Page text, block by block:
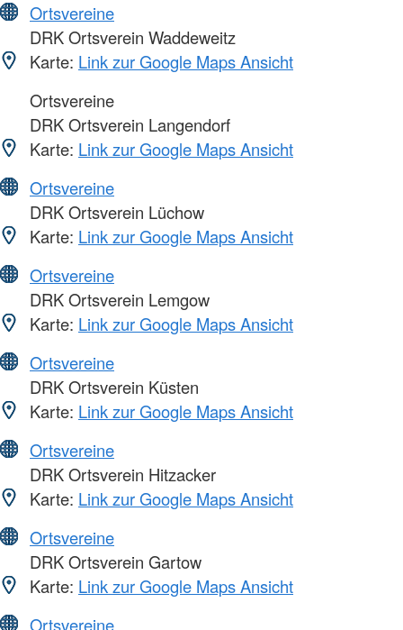
Ortsvereine
DRK Ortsverein Waddeweitz
Karte: Link zur Google Maps Ansicht
Ortsvereine
DRK Ortsverein Langendorf
Karte: Link zur Google Maps Ansicht
Ortsvereine
DRK Ortsverein Lüchow
Karte: Link zur Google Maps Ansicht
Ortsvereine
DRK Ortsverein Lemgow
Karte: Link zur Google Maps Ansicht
Ortsvereine
DRK Ortsverein Küsten
Karte: Link zur Google Maps Ansicht
Ortsvereine
DRK Ortsverein Hitzacker
Karte: Link zur Google Maps Ansicht
Ortsvereine
DRK Ortsverein Gartow
Karte: Link zur Google Maps Ansicht
Ortsvereine